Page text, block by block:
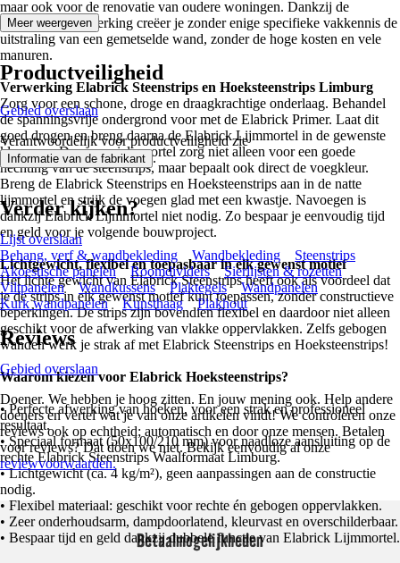
maar ook voor de renovatie van oudere woningen. Dankzij de
eenvoudige verwerking creëer je zonder enige specifieke vakkennis de
uitstraling van een gemetselde wand, zonder de hoge kosten en vele
manuren.
Verwerking Elabrick Steenstrips en Hoeksteenstrips Limburg
Zorg voor een schone, droge en draagkrachtige onderlaag. Behandel
de spanningsvrije ondergrond voor met de Elabrick Primer. Laat dit
goed drogen en breng daarna de Elabrick Lijmmortel in de gewenste
kleur aan. Deze speciale mortel zorg niet alleen voor een goede
hechting van de steenstrips, maar bepaalt ook direct de voegkleur.
Breng de Elabrick Steenstrips en Hoeksteenstrips aan in de natte
lijmmortel en strijk de voegen glad met een kwastje. Navoegen is
dankzij Elabrick Lijmmortel niet nodig. Zo bespaar je eenvoudig tijd
en geld voor je volgende bouwproject.
Lichtgewicht, flexibel en toepasbaar in elk gewenst motief
Het lichte gewicht van Elabrick Steenstrips heeft ook als voordeel dat
je de strips in elk gewenst motief kunt toepassen, zonder constructieve
beperkingen. De strips zijn bovendien flexibel en daardoor niet alleen
geschikt voor de afwerking van vlakke oppervlakken. Zelfs gebogen
wanden werk je strak af met Elabrick Steenstrips en Hoeksteenstrips!
Waarom kiezen voor Elabrick Hoeksteenstrips?
• Perfecte afwerking van hoeken, voor een strak en professioneel
resultaat.
• Speciaal formaat (50x100/210 mm) voor naadloze aansluiting op de
rechte Elabrick Steenstrips Waalformaat Limburg.
• Lichtgewicht (ca. 4 kg/m²), geen aanpassingen aan de constructie
nodig.
• Flexibel materiaal: geschikt voor rechte én gebogen oppervlakken.
• Zeer onderhoudsarm, dampdoorlatend, kleurvast en overschilderbaar.
• Bespaar tijd en geld dankzij dubbele functie van Elabrick Lijmmortel.
Meer weergeven
Productveiligheid
Gebied overslaan
Verantwoordelijk voor productveiligheid zie
Informatie van de fabrikant .
Verder kijken?
Lijst overslaan
Behang, verf & wandbekleding
Wandbekleding
Steenstrips
Akoestische panelen
Roomdividers
Sierlijsten & rozetten
Viltpanelen
Wandkussens Plaktegels
Wandpanelen
Kurk wandpanelen
Kunsthaag Plakhout
Reviews
Gebied overslaan
Doener. We hebben je hoog zitten. En jouw mening ook. Help andere
doeners en vertel wat je van onze artikelen vindt! We controleren onze
reviews ook op echtheid; automatisch en door onze mensen. Betalen
voor reviews? Dat doen we niet. Bekijk eenvoudig al onze
reviewvoorwaarden.
Betaalmogelijkheden